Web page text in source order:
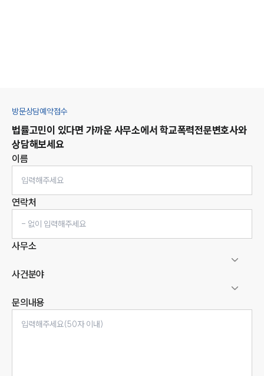
방문상담예약접수
법률고민이 있다면 가까운 사무소에서 학교폭력전문변호사와
상담해보세요
이름
연락처
사무소
사건분야
문의내용